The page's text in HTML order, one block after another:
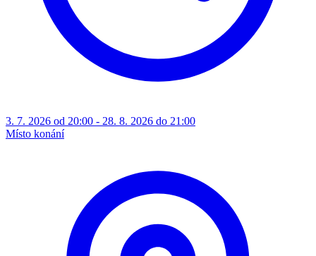
3. 7. 2026 od 20:00 - 28. 8. 2026 do 21:00
Místo konání